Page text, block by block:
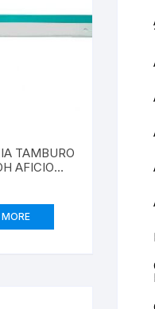
TAMBURO
AFICIO